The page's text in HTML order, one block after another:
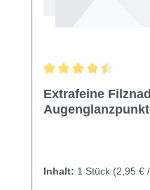
Extrafeine
Inhalt: 1 Stück (2,95 €